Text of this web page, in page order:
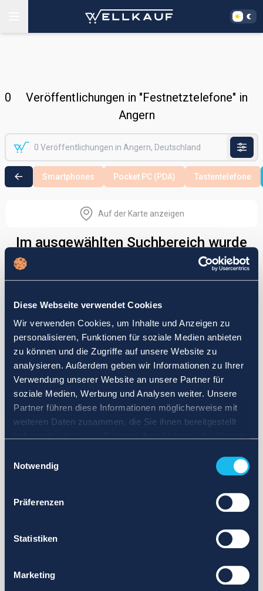
Diese Webseite verwendet Cookies
Wir verwenden Cookies, um Inhalte und Anzeigen zu
personalisieren, Funktionen für soziale Medien anbieten
zu können und die Zugriffe auf unsere Website zu
analysieren. Außerdem geben wir Informationen zu Ihrer
Verwendung unserer Website an unsere Partner für
soziale Medien, Werbung und Analysen weiter. Unsere
Partner führen diese Informationen möglicherweise mit
weiteren Daten zusammen, die Sie ihnen bereitgestellt
Notwendig
Präferenzen
Statistiken
Marketing
0
Veröffentlichungen in "Festnetztelefone" in
Angern
Smartphones Pocket PC (PDA) Tastentelefone
Auf der Karte anzeigen
Im ausgewählten Suchbereich wurde
Abfrage neu oder legen Sie weniger strenge Grenzen fest.
wenn Anzeigen verfügbar sind.